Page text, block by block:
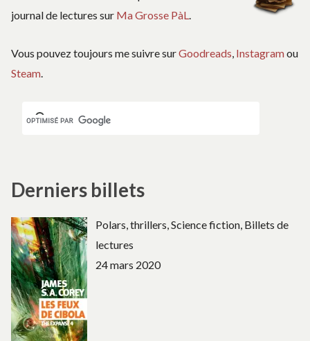
journal de lectures sur Ma Grosse PàL
Vous pouvez toujours me suivre surGoodreads, Instagramou
Steam.
Derniers billets
Polars, thrillers, Science fiction, Billets de
lectures
24 mars 2020